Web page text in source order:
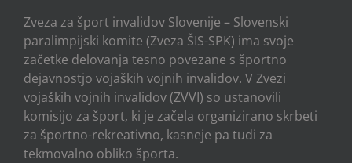
Zveza za šport invalidov Slovenije – Slovenski
paralimpijski komite (Zveza ŠIS-SPK) ima svoje
začetke delovanja tesno povezane s športno
dejavnostjo vojaških vojnih invalidov. V Zvezi
vojaških vojnih invalidov (ZVVI) so ustanovili
komisijo za šport, ki je začela organizirano skrbeti
za športno-rekreativno, kasneje pa tudi za
tekmovalno obliko športa.